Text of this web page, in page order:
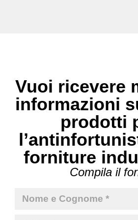
Vuoi ricevere
informazioni
prodotti
forniture
Compila il